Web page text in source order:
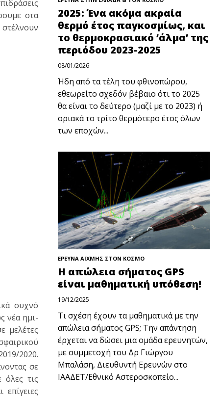
στα
συχνό
νέα ημι-
μελέτες
2020.
σε
τις
2025: Ένα ακόμα ακραία
θερμό έτος παγκοσμίως, και
το θερμοκρασιακό ‘άλμα’ της
περιόδου 2023-2025
08/01/2026
Ήδη από τα τέλη του φθινοπώρου,
εθεωρείτο σχεδόν βέβαιο ότι το 2025
θα είναι το δεύτερο (μαζί με το 2023) ή
οριακά το τρίτο θερμότερο έτος όλων
των εποχών...
ΕΡΕΥΝΑ ΑΙΧΜΗΣ ΣΤΟΝ ΚΟΣΜΟ
Η απώλεια σήματος GPS
είναι μαθηματική υπόθεση!
19/12/2025
Τι σχέση έχουν τα μαθηματικά με την
απώλεια σήματος GPS; Την απάντηση
έρχεται να δώσει μια ομάδα ερευνητών,
με συμμετοχή του Δρ Γιώργου
Μπαλάση, Διευθυντή Ερευνών στο
ΙΑΑΔΕΤ/Εθνικό Αστεροσκοπείο...